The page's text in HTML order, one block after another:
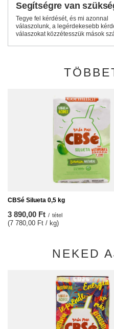
Segítségre van
Tegye fel kérdését, és mi azonnal
válaszolunk, a legérdekesebb
válaszokat közzétesszük mások
CBSé Silueta 0,5 kg
3 890,00 Ft / tétel
(7 780,00 Ft / kg)
NEKED